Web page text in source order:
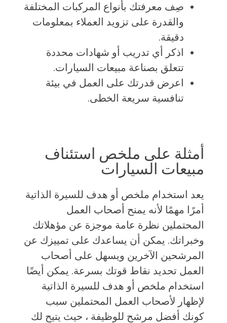
صِف معرفتك بأنواع المركبات المختلفة
والقدرة على تزويد العملاء بمعلومات
دقيقة.
اذكر أي تدريب أو شهادات محددة
تتعلق بصناعة مبيعات السيارات.
اعرض قدرتك على العمل في بيئة
تنافسية سريعة الخطى.
أمثلة على ملخص استئناف
مبيعات السيارات
يعد استخدام ملخص أو هدف للسيرة الذاتية
أمرًا مهمًا لأنه يمنح أصحاب العمل
المحتملين نظرة عامة موجزة عن مؤهلاتك
وخبراتك. يمكن أن يساعدك على تمييزك عن
المرشحين الآخرين ويسهل على أصحاب
العمل تحديد نقاط قوتك بسرعة. يمكن أيضًا
استخدام ملخص أو هدف للسيرة الذاتية
لإظهار لأصحاب العمل المحتملين سبب
كونك أفضل مرشح للوظيفة ، حيث يتيح لك